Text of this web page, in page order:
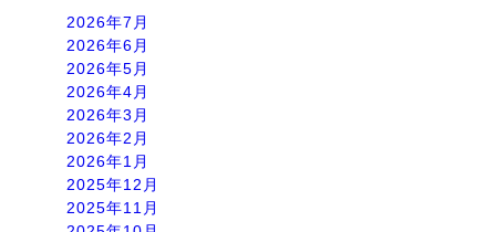
2026年7月
2026年6月
2026年5月
2026年4月
2026年3月
2026年2月
2026年1月
2025年12月
2025年11月